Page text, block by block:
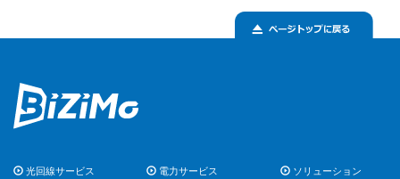
光回線サービス 電力サービス ソリューション